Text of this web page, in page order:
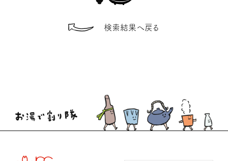
検索結果へ戻る